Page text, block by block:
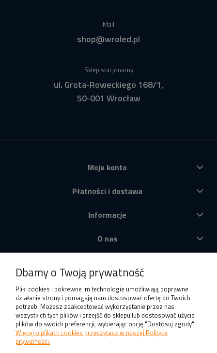
Mail
shop@wroled.pl
Sklep stacjonarny
ul. Grota-Roweckiego 168/1,
50-001 Wrocław
Moje konto
Płatności i dostawa
Informacje
O nas
Dbamy o Twoją prywatność
Pliki cookies i pokrewne im technologie umożliwiają poprawne
działanie strony i pomagają nam dostosować ofertę do Twoich
potrzeb. Możesz zaakceptować wykorzystanie przez nas
wszystkich tych plików i przejść do sklepu lub dostosować użycie
plików do swoich preferencji, wybierając opcję "Dostosuj zgody".
Więcej o plikach cookies przeczytasz w naszej Polityce
prywatności.